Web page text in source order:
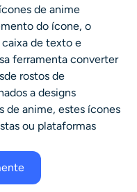
de anime
do ícone, o
de texto e
ferramenta converter
rostos de
a designs
de anime, estes ícones
ou plataformas